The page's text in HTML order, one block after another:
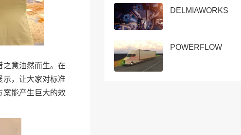
之意油然而生。在
示，让大家对标准
案能产生巨大的效
DELMIAWORKS
POWERFLOW